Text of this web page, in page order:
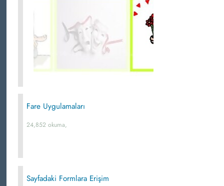
Fare Uygulamaları
24,852 okuma,
Sayfadaki Formlara Erişim